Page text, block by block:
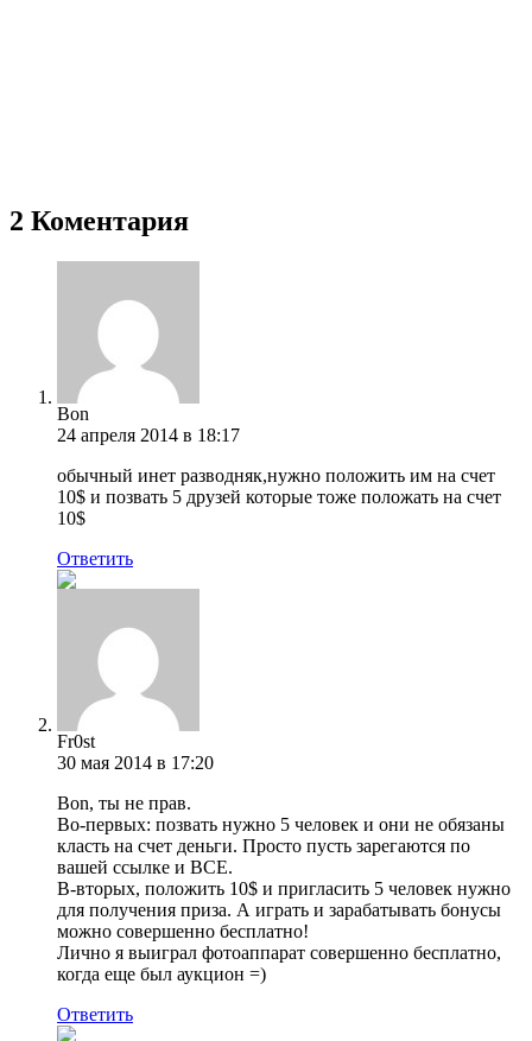
2 Коментария
Bon
24 апреля 2014 в 18:17
обычный инет разводняк,нужно положить им на счет
10$ и позвать 5 друзей которые тоже положать на счет
10$
Ответить
Fr0st
30 мая 2014 в 17:20
Bon, ты не прав.
Во-первых: позвать нужно 5 человек и они не обязаны
класть на счет деньги. Просто пусть зарегаются по
вашей ссылке и ВСЕ.
В-вторых, положить 10$ и пригласить 5 человек нужно
для получения приза. А играть и зарабатывать бонусы
можно совершенно бесплатно!
Лично я выиграл фотоаппарат совершенно бесплатно,
когда еще был аукцион =)
Ответить